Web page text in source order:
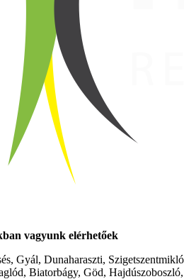
vagyunk elérhetőek
Gyál, Dunaharaszti,
Biatorbágy, Göd,